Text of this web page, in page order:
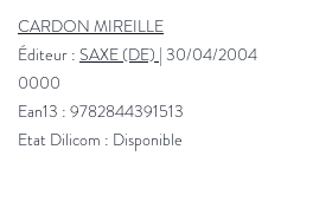
CARDON MIREILLE
Éditeur : SAXE (DE) | 30/04/2004
0000
Ean13 : 9782844391513
Etat Dilicom : Disponible